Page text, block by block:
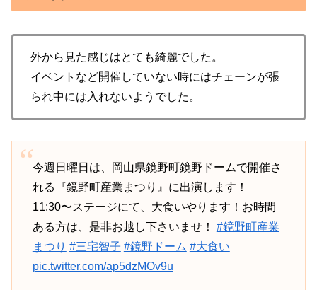
外から見た感じはとても綺麗でした。
イベントなど開催していない時にはチェーンが張
られ中には入れないようでした。
今週日曜日は、岡山県鏡野町鏡野ドームで開催さ
れる『鏡野町産業まつり』に出演します！
11:30〜ステージにて、大食いやります！お時間
ある方は、是非お越し下さいませ！ #鏡野町産業
まつり #三宅智子 #鏡野ドーム #大食い
pic.twitter.com/ap5dzMOv9u